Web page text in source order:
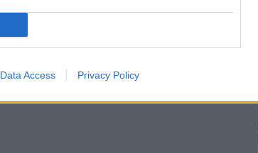
Data Access Privacy Policy